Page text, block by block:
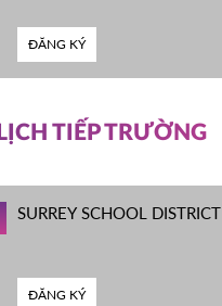
ĐĂNG KÝ
LỊCH TIẾP TRƯỜNG
SURREY SCHOOL DISTRICT
ĐĂNG KÝ